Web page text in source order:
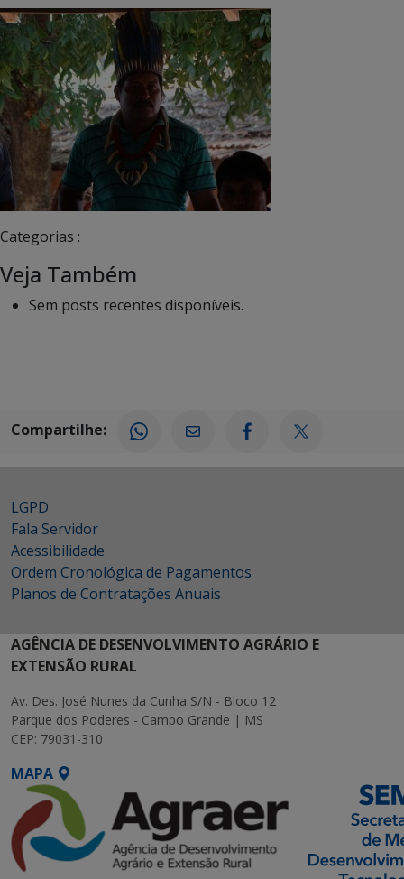
Categorias :
Veja Também
Sem posts recentes disponíveis.
Compartilhe:
LGPD
Fala Servidor
Acessibilidade
Ordem Cronológica de Pagamentos
Planos de Contratações Anuais
AGÊNCIA DE DESENVOLVIMENTO AGRÁRIO E
EXTENSÃO RURAL
Av. Des. José Nunes da Cunha S/N - Bloco 12
Parque dos Poderes - Campo Grande | MS
CEP: 79031-310
MAPA